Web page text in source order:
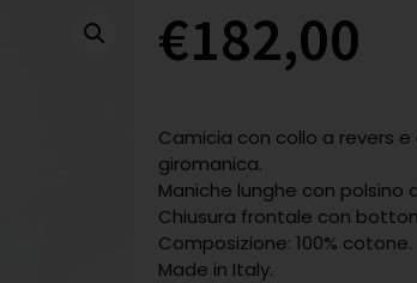
€182,00
Camicia con collo a revers
giromanica.
Maniche lunghe con polsino
Chiusura frontale con
Composizione: 100% cotone.
Made in Italy.